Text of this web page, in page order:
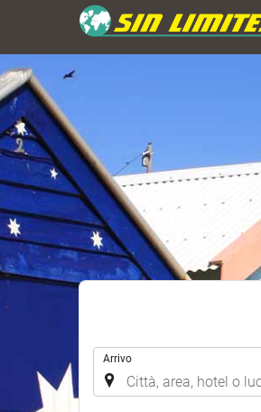
Arrivo